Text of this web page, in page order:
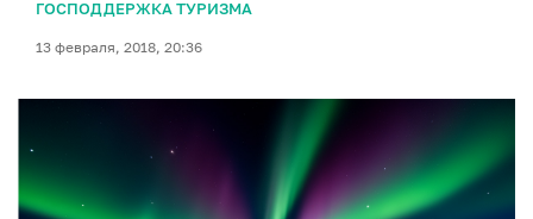
ГОСПОДДЕРЖКА ТУРИЗМА
13 февраля, 2018, 20:36